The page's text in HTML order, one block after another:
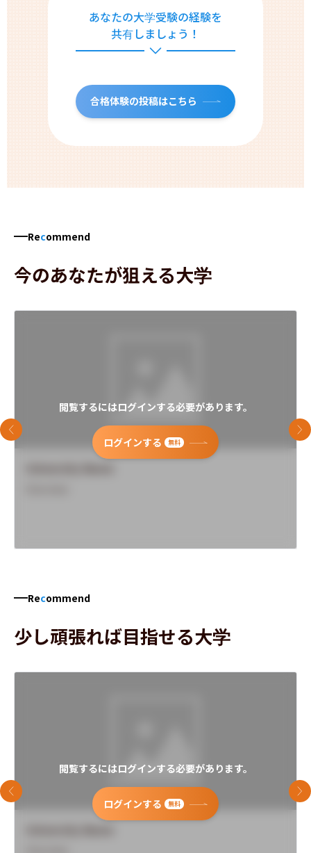
あなたの大学受験の経験を
共有しましょう！
合格体験の投稿はこちら
Recommend
今のあなたが狙える大学
閲覧するにはログインする必要があります。
ログインする 無料
前のスライド 次
Recommend
少し頑張れば目指せる大学
閲覧するにはログインする必要があります。
ログインする 無料
前のスライド 次